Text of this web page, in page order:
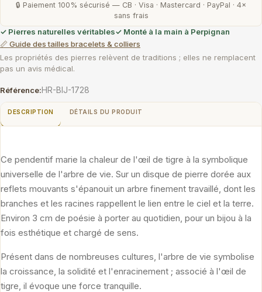
🔒 Paiement 100% sécurisé — CB · Visa · Mastercard · PayPal · 4×
sans frais
✓ Pierres naturelles véritables✓ Monté à la main à Perpignan
📏 Guide des tailles bracelets & colliers
Les propriétés des pierres relèvent de traditions ; elles ne remplacent
pas un avis médical.
Référence:HR-BIJ-1728
DESCRIPTION DÉTAILS DU PRODUIT
Ce pendentif marie la chaleur de l'œil de tigre à la symbolique
universelle de l'arbre de vie. Sur un disque de pierre dorée aux
reflets mouvants s'épanouit un arbre finement travaillé, dont les
branches et les racines rappellent le lien entre le ciel et la terre.
Environ 3 cm de poésie à porter au quotidien, pour un bijou à la
fois esthétique et chargé de sens.
Présent dans de nombreuses cultures, l'arbre de vie symbolise
la croissance, la solidité et l'enracinement ; associé à l'œil de
tigre, il évoque une force tranquille.